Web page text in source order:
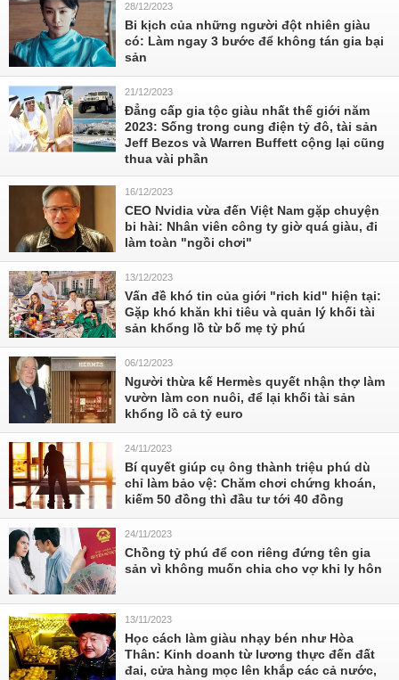
28/12/2023
Bi kịch của những người đột nhiên giàu
có: Làm ngay 3 bước để không tán gia bại
sản
21/12/2023
Đẳng cấp gia tộc giàu nhất thế giới năm
2023: Sống trong cung điện tỷ đô, tài sản
Jeff Bezos và Warren Buffett cộng lại cũng
thua vài phần
16/12/2023
CEO Nvidia vừa đến Việt Nam gặp chuyện
bi hài: Nhân viên công ty giờ quá giàu, đi
làm toàn "ngồi chơi"
13/12/2023
Vấn đề khó tin của giới "rich kid" hiện tại:
Gặp khó khăn khi tiêu và quản lý khối tài
sản khổng lồ từ bố mẹ tỷ phú
06/12/2023
Người thừa kế Hermès quyết nhận thợ làm
vườn làm con nuôi, để lại khối tài sản
khổng lồ cả tỷ euro
24/11/2023
Bí quyết giúp cụ ông thành triệu phú dù
chỉ làm bảo vệ: Chăm chơi chứng khoán,
kiếm 50 đồng thì đầu tư tới 40 đồng
24/11/2023
Chồng tỷ phú để con riêng đứng tên gia
sản vì không muốn chia cho vợ khi ly hôn
13/11/2023
Học cách làm giàu nhạy bén như Hòa
Thân: Kinh doanh từ lương thực đến đất
đai, cửa hàng mọc lên khắp các cả nước,